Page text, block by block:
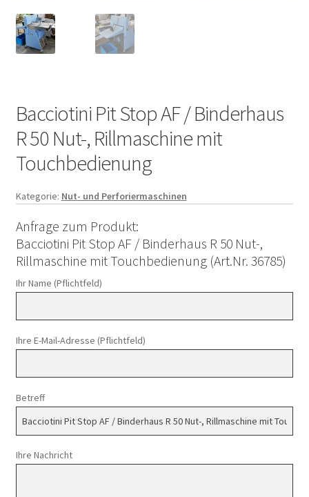
Bacciotini Pit Stop AF / Binderhaus
R 50 Nut-, Rillmaschine mit
Touchbedienung
Kategorie: Nut- und Perforiermaschinen
Anfrage zum Produkt:
Bacciotini Pit Stop AF / Binderhaus R 50 Nut-,
Rillmaschine mit Touchbedienung (Art.Nr. 36785)
Ihr Name (Pflichtfeld)
Ihre E-Mail-Adresse (Pflichtfeld)
Betreff
Ihre Nachricht